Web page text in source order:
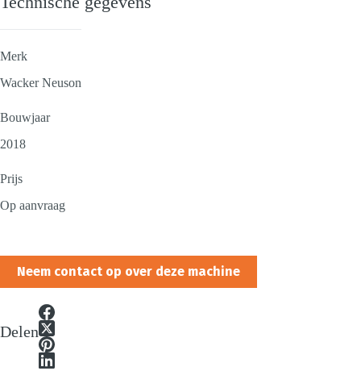
Merk
Wacker Neuson
Bouwjaar
2018
Prijs
Op aanvraag
Neem contact op over deze machine
Delen